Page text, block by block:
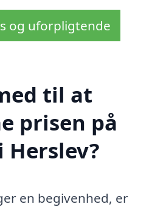
og uforpligtende
til at
prisen på
en begivenhed, er